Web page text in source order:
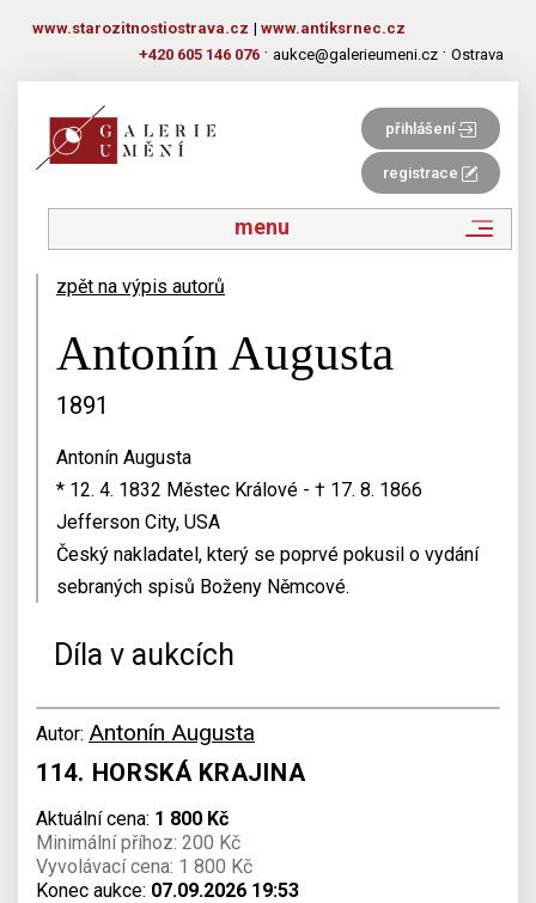
www.starozitnostiostrava.cz | www.antiksrnec.cz
+420 605 146 076 · aukce@galerieumeni.cz · Ostrava
přihlášení
registrace
menu
zpět na výpis autorů
Antonín Augusta
1891
Antonín Augusta
* 12. 4. 1832 Městec Králové - † 17. 8. 1866
Jefferson City, USA
Český nakladatel, který se poprvé pokusil o vydání
sebraných spisů Boženy Němcové.
Díla v aukcích
Autor: Antonín Augusta
114. HORSKÁ KRAJINA
Aktuální cena: 1 800 Kč
Minimální příhoz: 200 Kč
Vyvolávací cena: 1 800 Kč
Konec aukce: 07.09.2026 19:53